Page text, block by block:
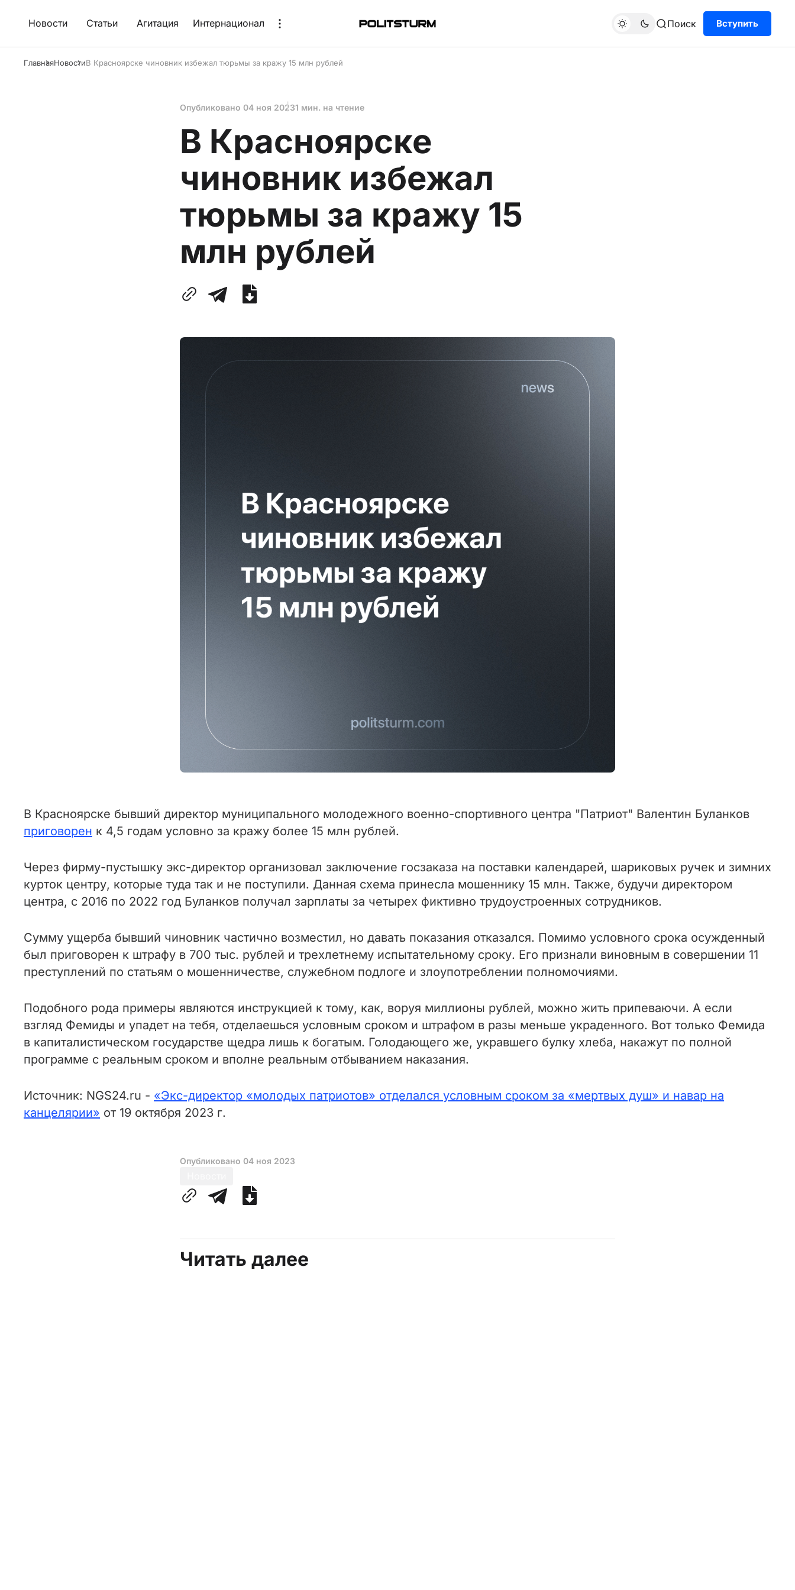
Новости Статьи Агитация Интернационал Поиск Вступить
ГлавнаяНовостиВ Красноярске чиновник избежал тюрьмы за кражу 15 млн рублей
Опубликовано 04 ноя 20231 мин. на чтение
В Красноярске
чиновник избежал
тюрьмы за кражу 15
млн рублей
В Красноярске бывший директор муниципального молодежного военно-спортивного центра "Патриот" Валентин Буланков
приговорен к 4,5 годам условно за кражу более 15 млн рублей.
Через фирму-пустышку экс-директор организовал заключение госзаказа на поставки календарей, шариковых ручек и зимних
курток центру, которые туда так и не поступили. Данная схема принесла мошеннику 15 млн. Также, будучи директором
центра, с 2016 по 2022 год Буланков получал зарплаты за четырех фиктивно трудоустроенных сотрудников.
Сумму ущерба бывший чиновник частично возместил, но давать показания отказался. Помимо условного срока осужденный
был приговорен к штрафу в 700 тыс. рублей и трехлетнему испытательному сроку. Его признали виновным в совершении 11
преступлений по статьям о мошенничестве, служебном подлоге и злоупотреблении полномочиями.
Подобного рода примеры являются инструкцией к тому, как, воруя миллионы рублей, можно жить припеваючи. А если
взгляд Фемиды и упадет на тебя, отделаешься условным сроком и штрафом в разы меньше украденного. Вот только Фемида
в капиталистическом государстве щедра лишь к богатым. Голодающего же, укравшего булку хлеба, накажут по полной
программе с реальным сроком и вполне реальным отбыванием наказания.
Источник: NGS24.ru - «Экс-директор «молодых патриотов» отделался условным сроком за «мертвых душ» и навар на
канцелярии» от 19 октября 2023 г.
Опубликовано 04 ноя 2023
Читать далее